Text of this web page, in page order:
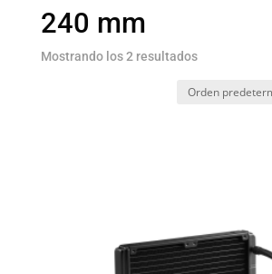
240 mm
Mostrando los 2 resultados